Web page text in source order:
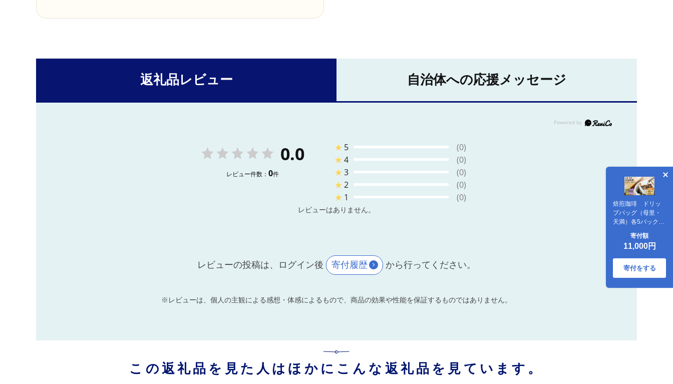
焙煎珈琲 ドリッ
プバッグ（母里・
天満）各5パック
計10パック【家庭
寄付額
11,000円
寄付をする
返礼品レビュー 自治体への応援メッセージ
0.0
レビュー件数： 0件
★ 5
(0)
★4
(0)
★3
(0)
★2
(0)
★ 1 (0)
レビューはありません。
レビューの投稿は、ログイン後 寄付履歴 から行ってください。
※レビューは、個人の主観による感想・体感によるもので、商品の効果や性能を保証するものではありません。
この返礼品を見た人はほかにこんな返礼品を見ています。